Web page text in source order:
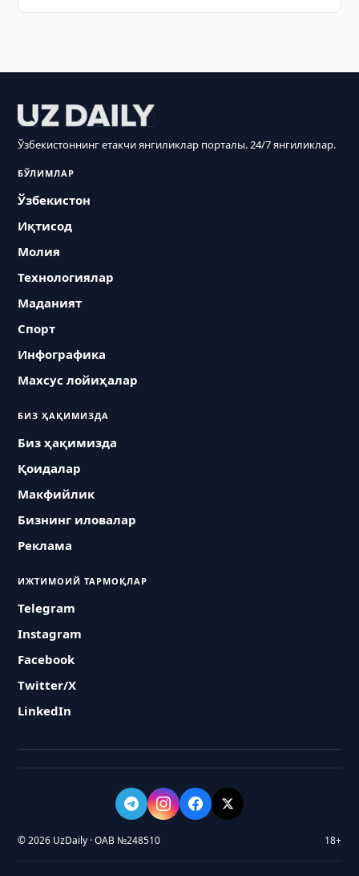
Ўзбекистоннинг етакчи янгиликлар порталы. 24/7 янгиликлар.
БЎЛИМЛАР
Ўзбекистон
Иқтисод
Молия
Технологиялар
Маданият
Спорт
Инфографика
Махсус лойиҳалар
БИЗ ҲАҚИМИЗДА
Биз ҳақимизда
Қоидалар
Макфийлик
Бизнинг иловалар
Реклама
ИЖТИМОИЙ ТАРМОҚЛАР
Telegram
Instagram
Facebook
Twitter/X
LinkedIn
© 2026 UzDaily · ОАВ №248510 18+